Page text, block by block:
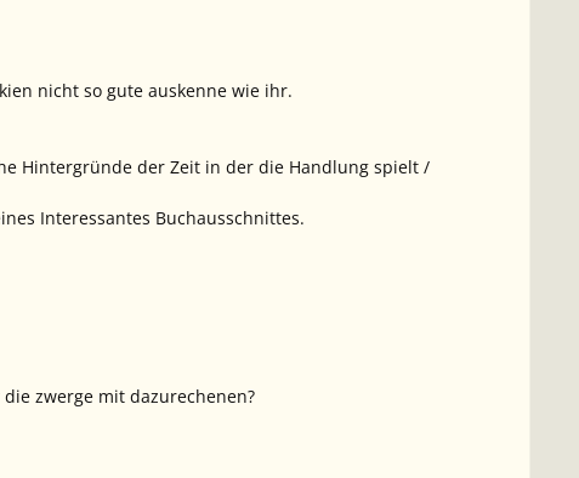
nicht so gute auskenne wie ihr.
Hintergründe der Zeit in der die Handlung spielt /
Interessantes Buchausschnittes.
zwerge mit dazurechenen?